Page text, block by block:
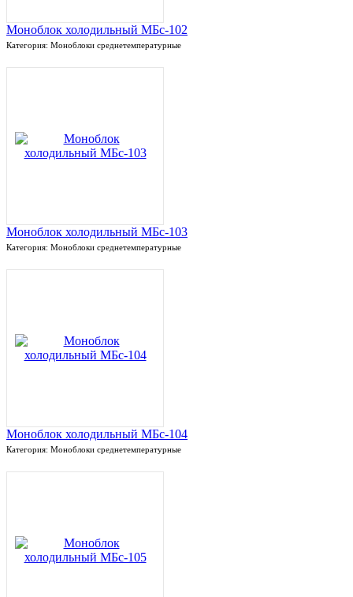
Моноблок холодильный МБс-102
Категория: Моноблоки среднетемпературные
Моноблок холодильный МБс-103
Категория: Моноблоки среднетемпературные
Моноблок холодильный МБс-104
Категория: Моноблоки среднетемпературные